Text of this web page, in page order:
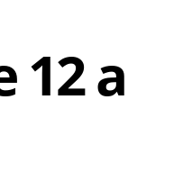
12 a